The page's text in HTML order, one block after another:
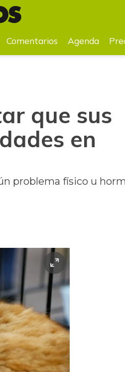
Comentarios Agenda
que sus
en
problema físico u